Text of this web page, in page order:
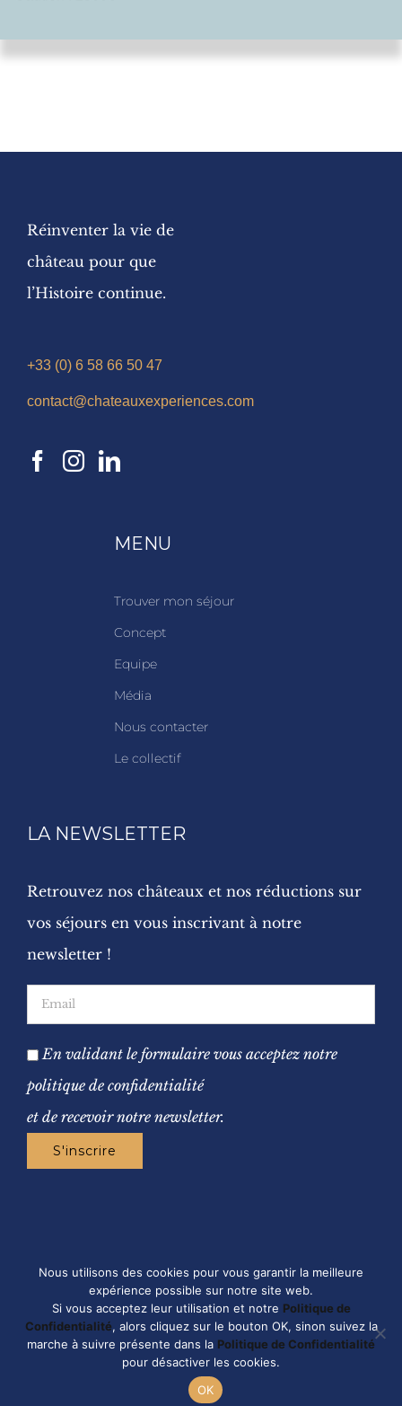
Réinventer la vie de
château pour que
l’Histoire continue.
+33 (0) 6 58 66 50 47
contact@chateauxexperiences.com
MENU
Trouver mon séjour
Concept
Equipe
Média
Nous contacter
Le collectif
LA NEWSLETTER
Retrouvez nos châteaux et nos réductions sur
vos séjours en vous inscrivant à notre
newsletter !
En validant le formulaire vous acceptez notre
politique de confidentialité
et de recevoir notre newsletter.
© Copyright2026 - Château Expériences - Tous droits
réservés - Réalisé parKaizen Agency-Mentions légales-
Politique de confidentialité
Nous utilisons des cookies pour vous garantir la meilleure
expérience possible sur notre site web.
Si vous acceptez leur utilisation et notre Politique de
Confidentialité, alors cliquez sur le bouton OK, sinon suivez la
marche à suivre présente dans la Politique de Confidentialité
pour désactiver les cookies.
OK
Nous contacter